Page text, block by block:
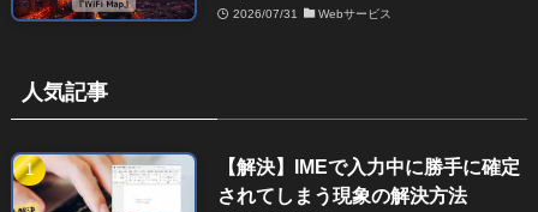
2026/07/31 Webサービス
人気記事
【解決】IMEで入力中に勝手に確定
されてしまう現象の解決方法